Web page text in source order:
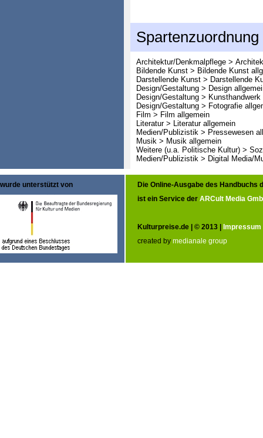
Spartenzuordnung
Architektur/Denkmalpflege >
Bildende Kunst > Bildende Kunst
Darstellende Kunst > Darstellende
Design/Gestaltung > Design
Design/Gestaltung > Kunsthandwerk
Design/Gestaltung > Fotografie
Film > Film allgemein
Literatur > Literatur allgemein
Medien/Publizistik > Pressewesen
Musik > Musik allgemein
Weitere (u.a. Politische Kultur) >
Medien/Publizistik > Digital Media/
wurde unterstützt von
Die Online-Ausgabe des Handbuchs
ist ein Service der ARCult Media
Kulturpreise.de | © 2013 | Impressum
created by medianale group